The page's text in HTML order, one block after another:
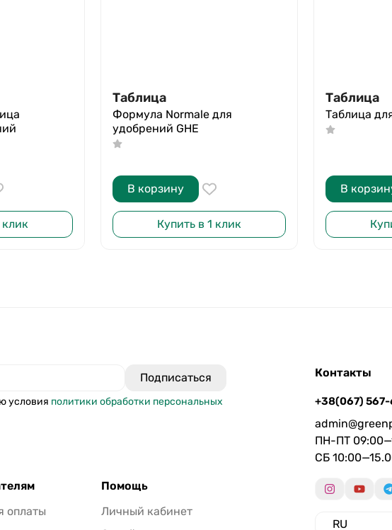
клик
Таблица
Формула Normale для
удобрений GHE
В корзину
Купить в 1 клик
Таблица
Таблица
В
условия политики обработки персональных
оплаты
Помощь
Личный кабинет
Контакты
+38(067)
ПН-ПТ
СБ